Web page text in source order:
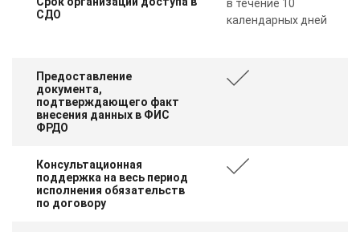
СДО
в течение 10
календарных дней
Предоставление
документа,
подтверждающего факт
внесения данных в ФИС
ФРДО
Консультационная
поддержка на весь период
исполнения обязательств
по договору